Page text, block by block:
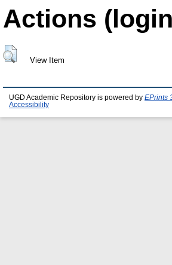
Actions
View Item
UGD Academic Repository is powered by EPrints
Accessibility